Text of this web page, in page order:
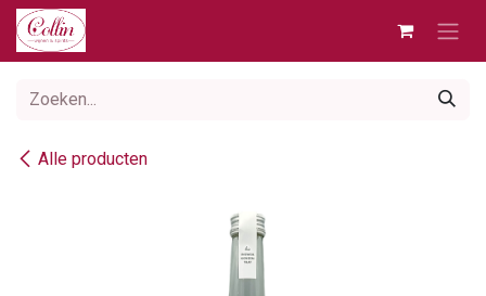
Overslaan naar inhoud
Alle producten